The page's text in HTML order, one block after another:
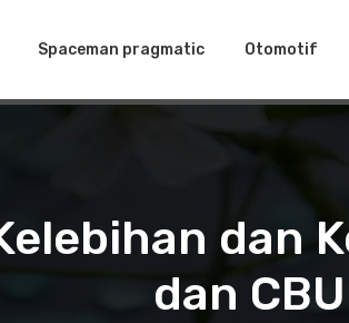
Spaceman pragmatic Otomotif
dan
dan CBU